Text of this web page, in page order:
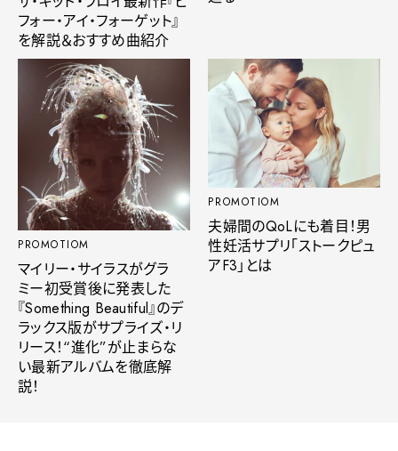
フォー・アイ・フォーゲット』
を解説＆おすすめ曲紹介
PROMOTIOM
マイリー・サイラスがグラ
ミー初受賞後に発表した
『Something Beautiful』のデ
ラックス版がサプライズ・リ
リース！“進化”が止まらな
い最新アルバムを徹底解
説！
PROMOTIOM
夫婦間のQoLにも着目！男
性妊活サプリ「ストークピュ
アF3」とは